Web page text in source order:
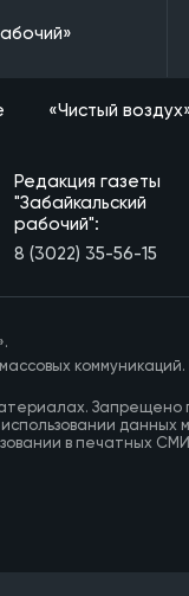
«Чистый
Редакция газеты
"Забайкальский
рабочий":
8 (3022) 35-56-15
в печатных